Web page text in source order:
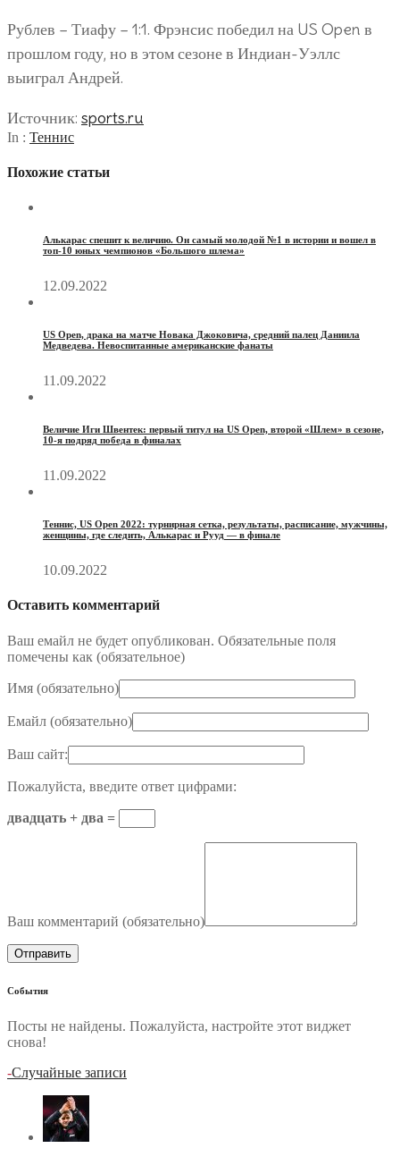
Рублев – Тиафу – 1:1. Фрэнсис победил на US Open в
прошлом году, но в этом сезоне в Индиан-Уэллс
выиграл Андрей.
Источник: sports.ru
In : Теннис
Похожие статьи
Алькарас спешит к величию. Он самый молодой №1 в истории и вошел в
топ-10 юных чемпионов «Большого шлема»
12.09.2022
US Open, драка на матче Новака Джоковича, средний палец Даниила
Медведева. Невоспитанные американские фанаты
11.09.2022
Величие Иги Швентек: первый титул на US Open, второй «Шлем» в сезоне,
10-я подряд победа в финалах
11.09.2022
Теннис, US Open 2022: турнирная сетка, результаты, расписание, мужчины,
женщины, где следить, Алькарас и Рууд — в финале
10.09.2022
Оставить комментарий
Ваш емайл не будет опубликован. Обязательные поля
помечены как (обязательное)
Имя (обязательно)
Емайл (обязательно)
Ваш сайт:
Пожалуйста, введите ответ цифрами:
двадцать + два =
Ваш комментарий (обязательно)
События
Посты не найдены. Пожалуйста, настройте этот виджет
снова!
-Случайные записи